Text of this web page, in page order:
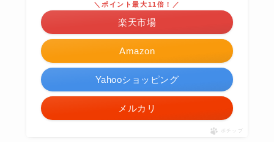
Amazon
＼ポイント最大11倍！／
楽天市場
Yahooショッピング
メルカリ
ポチップ